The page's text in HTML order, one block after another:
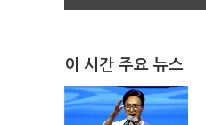
이 시간 주요 뉴스